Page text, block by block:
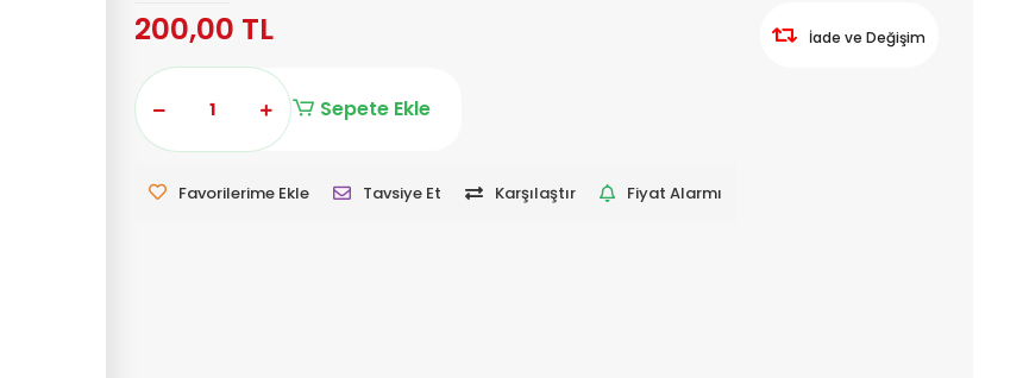
200,00 TL
Sepete Ekle
Favorilerime Ekle Tavsiye Et Karşılaştır Fiyat Alarmı
İade ve Değişim